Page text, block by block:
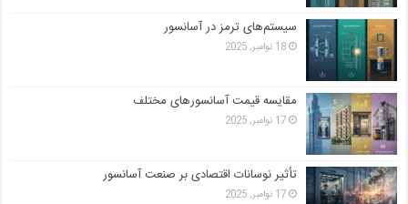
سیستم‌های ترمز در آسانسور
18 نوامبر, 2025
مقایسه قیمت آسانسورهای مختلف
17 نوامبر, 2025
تأثیر نوسانات اقتصادی بر صنعت آسانسور
17 نوامبر, 2025